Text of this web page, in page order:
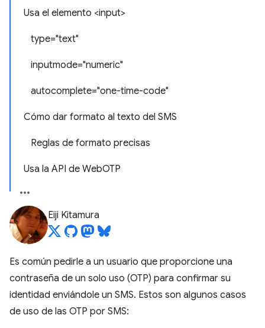
Usa el elemento <input>
type="text"
inputmode="numeric"
autocomplete="one-time-code"
Cómo dar formato al texto del SMS
Reglas de formato precisas
Usa la API de WebOTP
Eiji Kitamura
Es común pedirle a un usuario que proporcione una
contraseña de un solo uso (OTP) para confirmar su
identidad enviándole un SMS. Estos son algunos casos
de uso de las OTP por SMS: